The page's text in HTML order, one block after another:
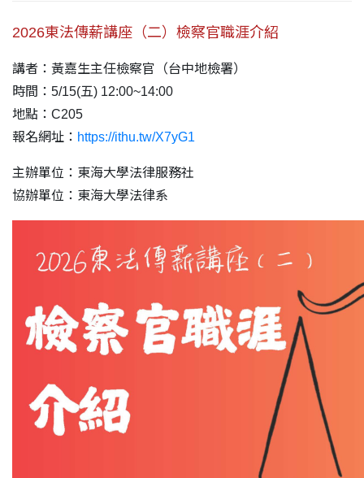
2026東法傳薪講座（二）檢察官職涯介紹
講者：黃嘉生主任檢察官（台中地檢署）
時間：5/15(五) 12:00~14:00
地點：C205
報名網址： https://ithu.tw/X7yG1
主辦單位：東海大學法律服務社
協辦單位：東海大學法律系